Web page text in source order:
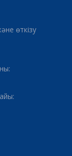
өткізу